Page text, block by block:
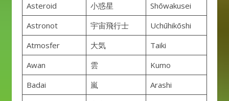
Asteroid
小惑星
Shōwakusei
Astronot
宇宙飛行士
Uchūhikōshi
Atmosfer
大気
Taiki
Awan
雲
Kumo
Badai
嵐
Arashi